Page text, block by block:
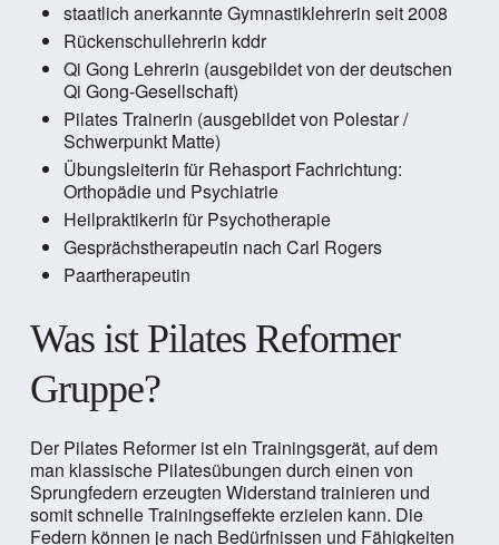
staatlich anerkannte Gymnastiklehrerin seit 2008
Rückenschullehrerin kddr
Qi Gong Lehrerin (ausgebildet von der deutschen
Qi Gong-Gesellschaft)
Pilates Trainerin (ausgebildet von Polestar /
Schwerpunkt Matte)
Übungsleiterin für Rehasport Fachrichtung:
Orthopädie und Psychiatrie
Heilpraktikerin für Psychotherapie
Gesprächstherapeutin nach Carl Rogers
Paartherapeutin
Was ist Pilates Reformer
Gruppe?
Der Pilates Reformer ist ein Trainingsgerät, auf dem
man klassische Pilatesübungen durch einen von
Sprungfedern erzeugten Widerstand trainieren und
somit schnelle Trainingseffekte erzielen kann. Die
Federn können je nach Bedürfnissen und Fähigkeiten